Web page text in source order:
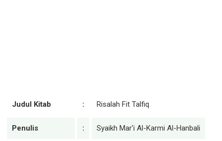
Judul Kitab : Risalah Fit Talfiq
Penulis : Syaikh Mar'i Al-Karmi Al-Hanbali